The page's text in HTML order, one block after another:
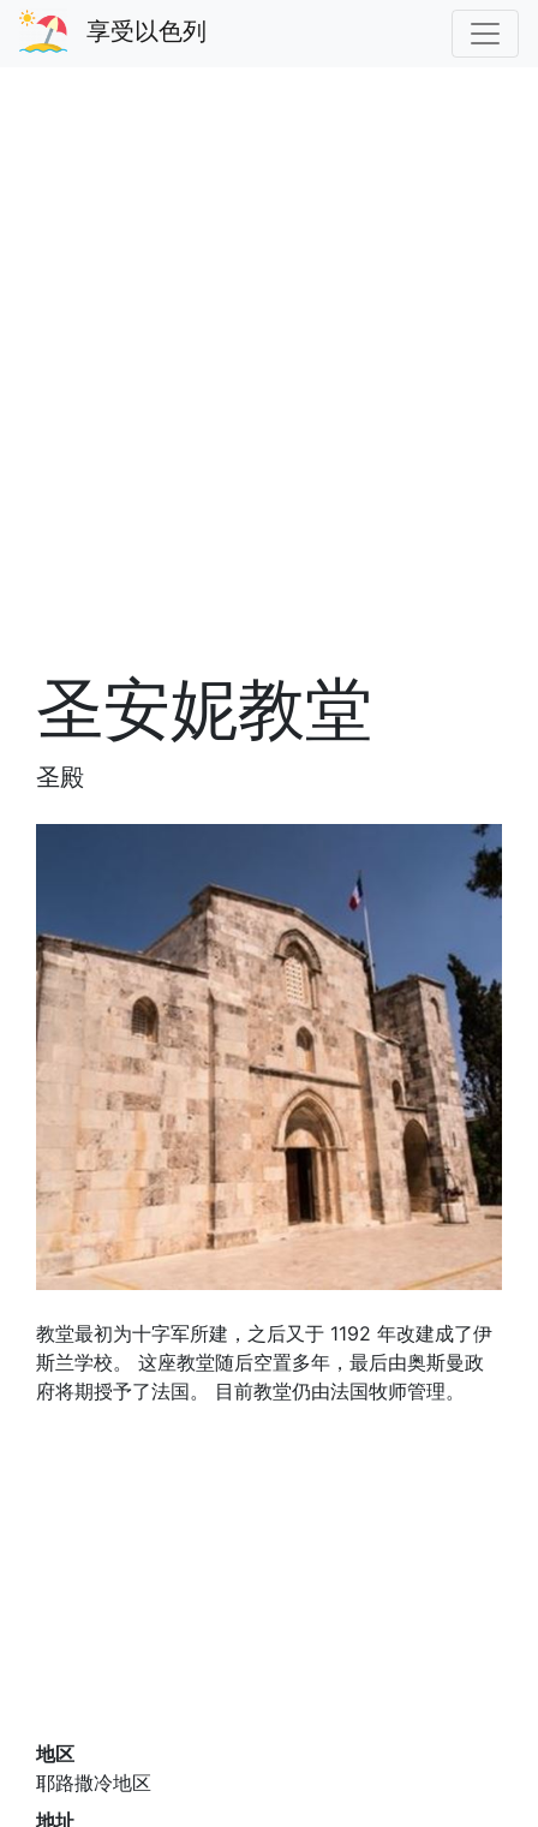
享受以色列
圣安妮教堂
圣殿
教堂最初为十字军所建，之后又于 1192 年改建成了伊
斯兰学校。 这座教堂随后空置多年，最后由奥斯曼政
府将期授予了法国。 目前教堂仍由法国牧师管理。
地区
耶路撒冷地区
地址